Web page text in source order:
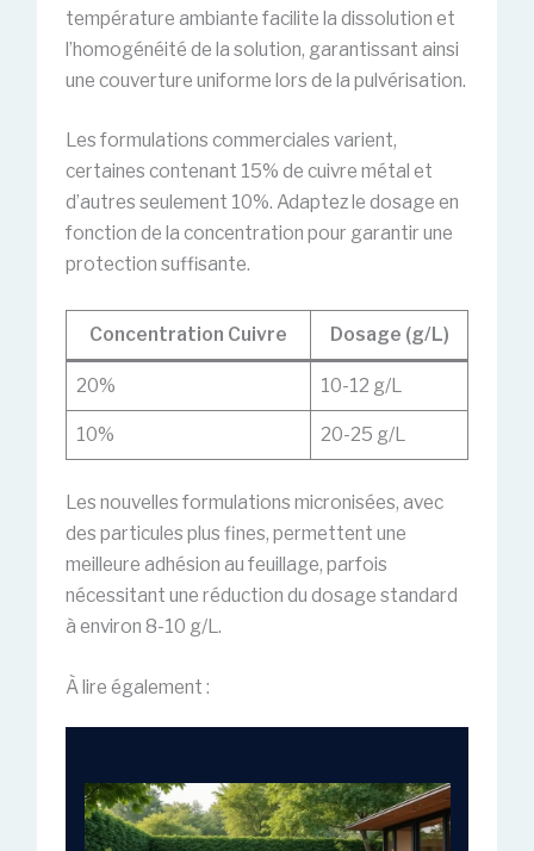
température ambiante facilite la dissolution et
l’homogénéité de la solution, garantissant ainsi
une couverture uniforme lors de la pulvérisation.
Les formulations commerciales varient,
certaines contenant 15% de cuivre métal et
d’autres seulement 10%. Adaptez le dosage en
fonction de la concentration pour garantir une
protection suffisante.
Concentration Cuivre Dosage (g/L)
20% 10-12 g/L
10% 20-25 g/L
Les nouvelles formulations micronisées, avec
des particules plus fines, permettent une
meilleure adhésion au feuillage, parfois
nécessitant une réduction du dosage standard
à environ 8-10 g/L.
À lire également :